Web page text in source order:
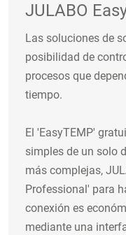
JULABO
Las soluciones de
posibilidad de
procesos que
tiempo.
El 'EasyTEMP'
simples de un solo
más complejas,
Professional' para
conexión es
mediante una